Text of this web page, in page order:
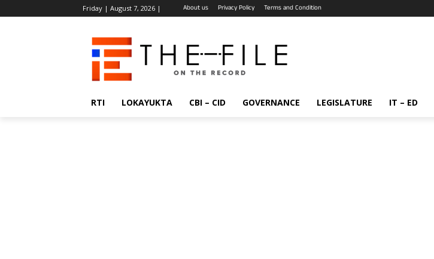
Friday | August 7, 2026 | About us Privacy Policy Terms and Condition
RTI LOKAYUKTA CBI – CID GOVERNANCE LEGISLATURE IT – ED